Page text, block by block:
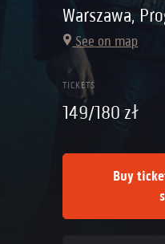
Warszawa,
See on map
TICKETS
149/180 zł
Buy